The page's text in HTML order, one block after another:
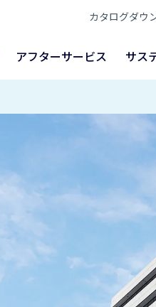
アフターサービス サス
カタログダウ